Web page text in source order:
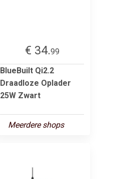
€ 34.99
BlueBuilt Qi2.2
Draadloze Oplader
25W Zwart
Meerdere shops